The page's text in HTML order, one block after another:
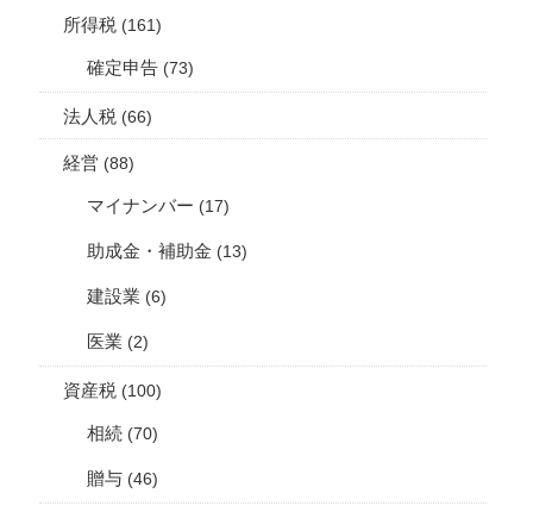
所得税 (161)
確定申告 (73)
法人税 (66)
経営 (88)
マイナンバー (17)
助成金・補助金 (13)
建設業 (6)
医業 (2)
資産税 (100)
相続 (70)
贈与 (46)